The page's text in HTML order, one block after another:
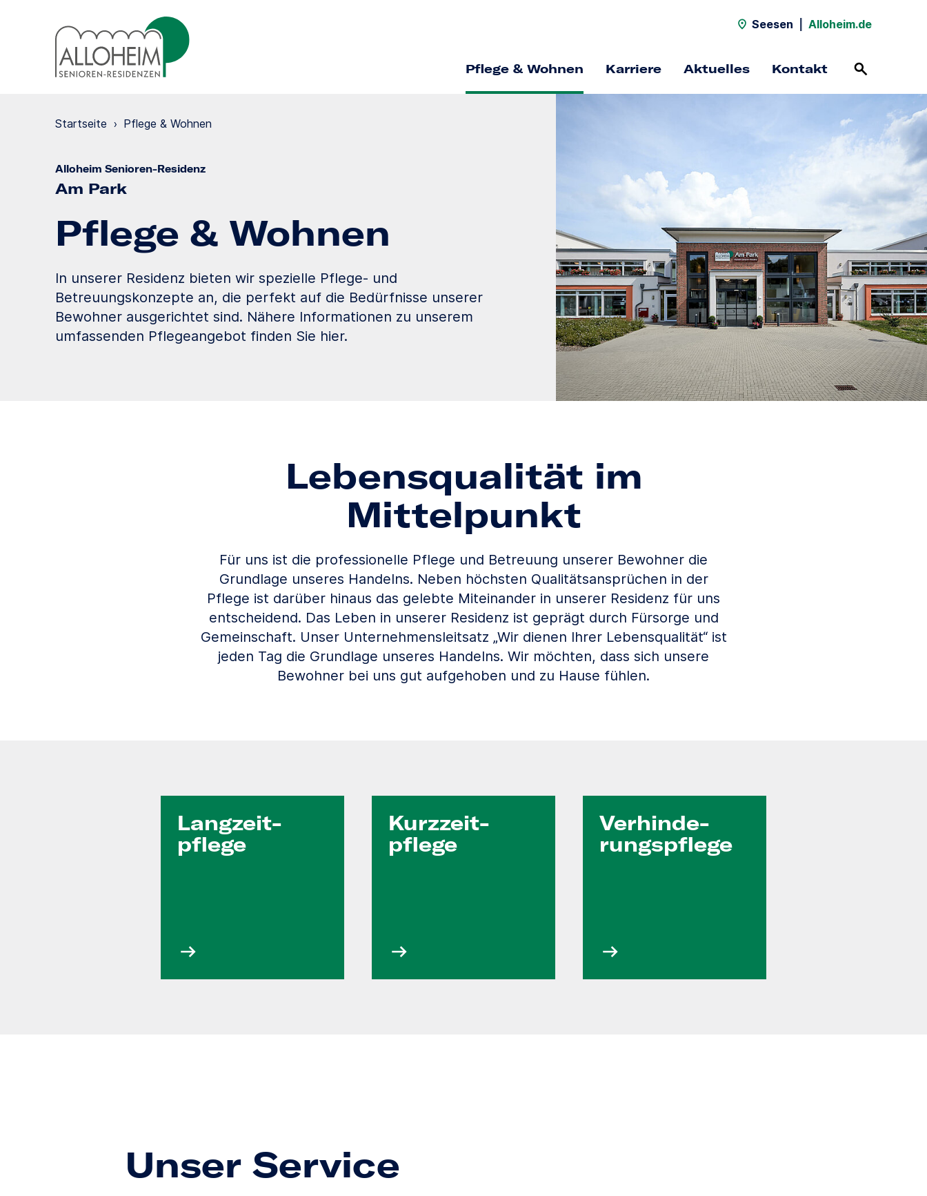
Seesen Alloheim.de
Pflege & Wohnen Karriere Aktuelles Kontakt
Startseite › Pflege & Wohnen
Alloheim Senioren-Residenz
Am Park
Pflege & Wohnen
In unserer Residenz bieten wir spezielle Pflege- und
Betreuungskonzepte an, die perfekt auf die Bedürfnisse unserer
Bewohner ausgerichtet sind. Nähere Informationen zu unserem
umfassenden Pflegeangebot finden Sie hier.
Lebensqualität im
Mittelpunkt
Für uns ist die professionelle Pflege und Betreuung unserer Bewohner die
Grundlage unseres Handelns. Neben höchsten Qualitätsansprüchen in der
Pflege ist darüber hinaus das gelebte Miteinander in unserer Residenz für uns
entscheidend. Das Leben in unserer Residenz ist geprägt durch Fürsorge und
Gemeinschaft. Unser Unternehmensleitsatz „Wir dienen Ihrer Lebensqualität“ ist
jeden Tag die Grundlage unseres Handelns. Wir möchten, dass sich unsere
Bewohner bei uns gut aufgehoben und zu Hause fühlen.
Langzeit­
pflege
Kurzzeit­
pflege
Verhinde­
rungs­pflege
Unser Service